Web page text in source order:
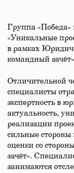
Группа
«Уникальные
в рамках
командный
Отличительной
специалисты
экспертность в
актуальность,
реализации
сильные стороны
оценки со
зачёт».
занимаются